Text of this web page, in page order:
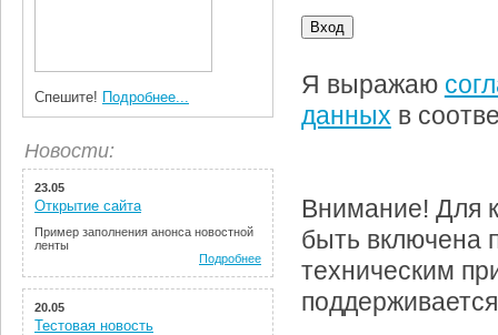
Я выражаю
данных в
Внимание! Для
быть включена
техническим
Спешите! Подробнее...
Новости:
23.05
Открытие сайта
Пример заполнения анонса новостной
ленты
Подробнее
20.05
Тестовая новость